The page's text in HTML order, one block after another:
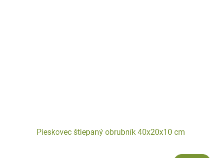
Pieskovec štiepaný obrubník 40x20x10 cm